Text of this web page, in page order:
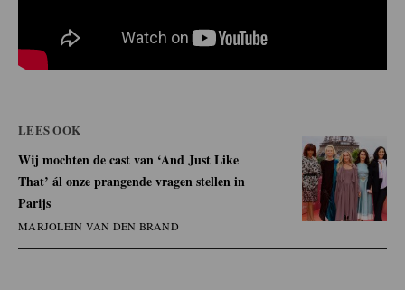
LEES OOK
Wij mochten de cast van ‘And Just Like
That’ ál onze prangende vragen stellen in
Parijs
MARJOLEIN VAN DEN BRAND